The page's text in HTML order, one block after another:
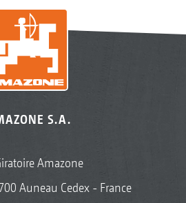
S.A.
Amazone
Auneau Cedex - France